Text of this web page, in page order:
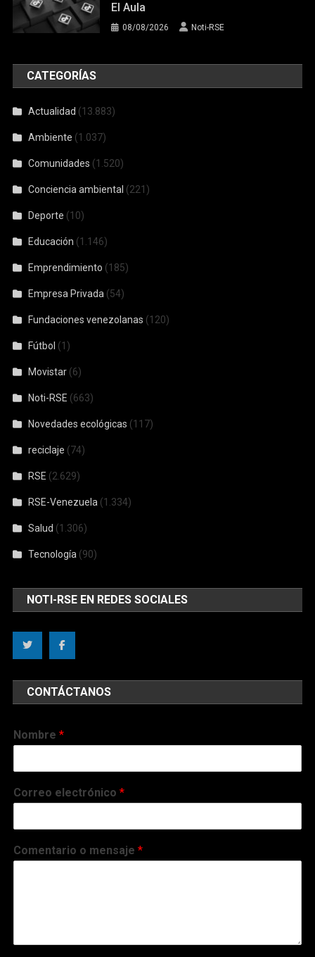
El Aula
08/08/2026 Noti-RSE
CATEGORÍAS
Actualidad (13.883)
Ambiente (1.037)
Comunidades (1.520)
Conciencia ambiental (221)
Deporte (10)
Educación (1.146)
Emprendimiento (185)
Empresa Privada (54)
Fundaciones venezolanas (120)
Fútbol (1)
Movistar (6)
Noti-RSE (663)
Novedades ecológicas (117)
reciclaje (74)
RSE (2.629)
RSE-Venezuela (1.334)
Salud (1.306)
Tecnología (90)
NOTI-RSE EN REDES SOCIALES
CONTÁCTANOS
Nombre*
Correo electrónico*
Comentario o mensaje*